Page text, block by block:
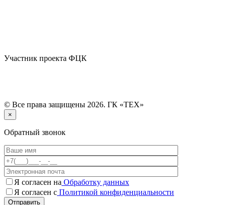
Участник проекта ФЦК
© Все права защищены 2026. ГК «ТЕХ»
×
Обратный звонок
Я согласен на Обработку данных
Я согласен с Политикой конфиденциальности